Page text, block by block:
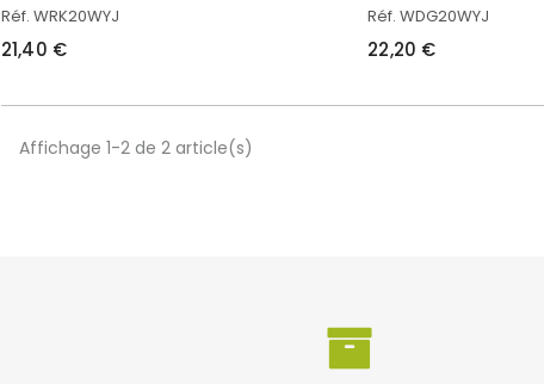
Réf. WRK20WYJ
21,40 €
Réf. WDG20WYJ
22,20 €
Affichage 1-2 de 2 article(s)